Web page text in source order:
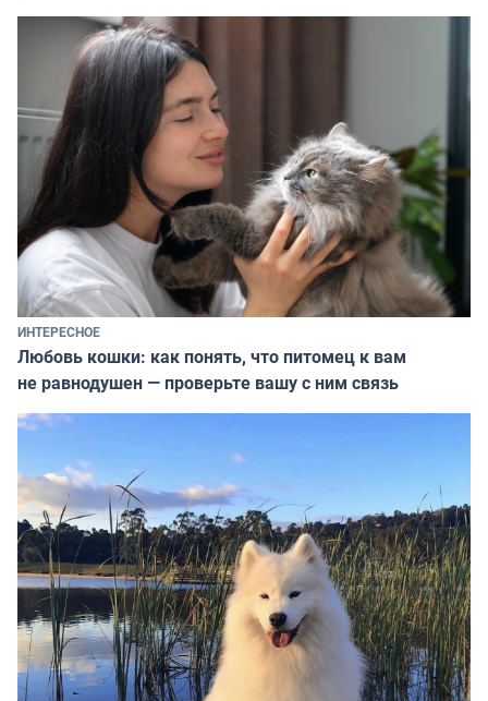
ИНТЕРЕСНОЕ
Любовь кошки: как понять, что питомец к вам
не равнодушен — проверьте вашу с ним связь